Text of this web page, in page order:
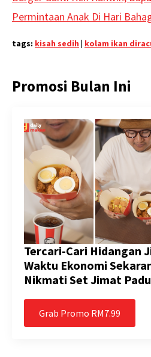
Permintaan Anak Di Hari
tags: kisah sedih | kolam ikan
Promosi Bulan Ini
Tercari-Cari Hidangan
Waktu Ekonomi
Nikmati Set Jimat Padu
Grab Promo RM7.99